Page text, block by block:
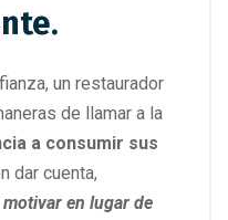
un restaurador
de llamar a la
a consumir sus
dar cuenta,
en lugar de